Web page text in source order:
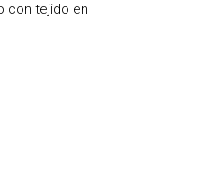
con tejido en